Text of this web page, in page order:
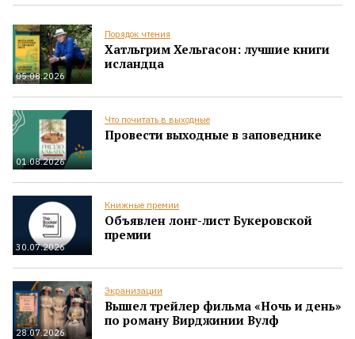
05.08.2026
Порядок чтения
Хатльгрим Хельгасон: лучшие книги
исландца
01.08.2026
Что почитать в выходные
Провести выходные в заповеднике
30.07.2026
Книжные премии
Объявлен лонг-лист Букеровской
премии
28.07.2026
Экранизации
Вышел трейлер фильма «Ночь и день»
по роману Вирджинии Вулф